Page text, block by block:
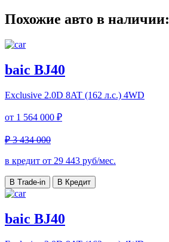
Похожие авто в наличии:
baic BJ40
Exclusive 2.0D 8AT (162 л.с.) 4WD
от 1 564 000 ₽
₽ 3 434 000
в кредит от 29 443 руб/мес.
В Trade-in В Кредит
baic BJ40